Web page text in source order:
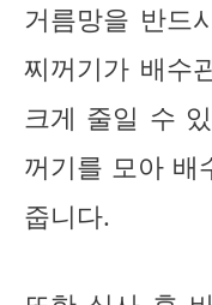
거름망을 반드
찌꺼기가 배수
크게 줄일 수
꺼기를 모아 배
줍니다.